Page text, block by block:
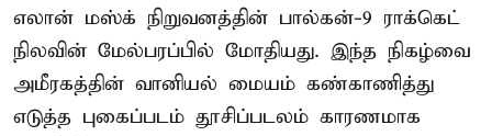
எலான் மஸ்க் நிறுவனத்தின் பால்கன்-9 ராக்கெட்
நிலவின் மேல்பரப்பில் மோதியது. இந்த நிகழ்வை
அமீரகத்தின் வானியல் மையம் கண்காணித்து
எடுத்த புகைப்படம் தூசிப்படலம் காரணமாக